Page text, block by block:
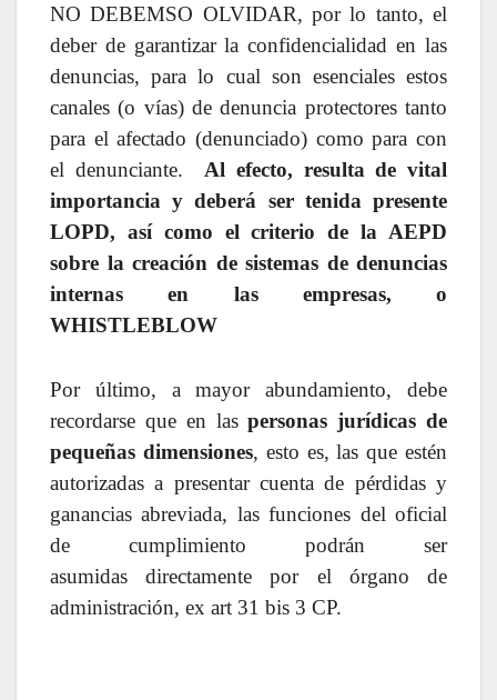
NO DEBEMSO OLVIDAR, por lo tanto, el
deber de garantizar la confidencialidad en las
denuncias, para lo cual son esenciales estos
canales (o vías) de denuncia protectores tanto
para el afectado (denunciado) como para con
el denunciante. Al efecto, resulta de vital
importancia y deberá ser tenida presente
LOPD, así como el criterio de la AEPD
sobre la creación de sistemas de denuncias
internas en las empresas, o
WHISTLEBLOW
Por último, a mayor abundamiento, debe
recordarse que en laspersonas jurídicas de
pequeñas dimensiones, esto es, las que estén
autorizadas a presentar cuenta de pérdidas y
ganancias abreviada, las funciones del oficial
de cumplimiento podrán ser
asumidas directamente por el órgano de
administración, ex art 31 bis 3 CP.